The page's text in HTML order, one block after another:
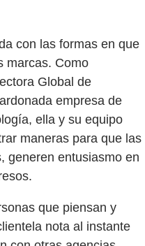
con las formas en que
marcas. Como
Global de
empresa de
ella y su equipo
maneras para que las
generen entusiasmo en
que piensan y
nota al instante